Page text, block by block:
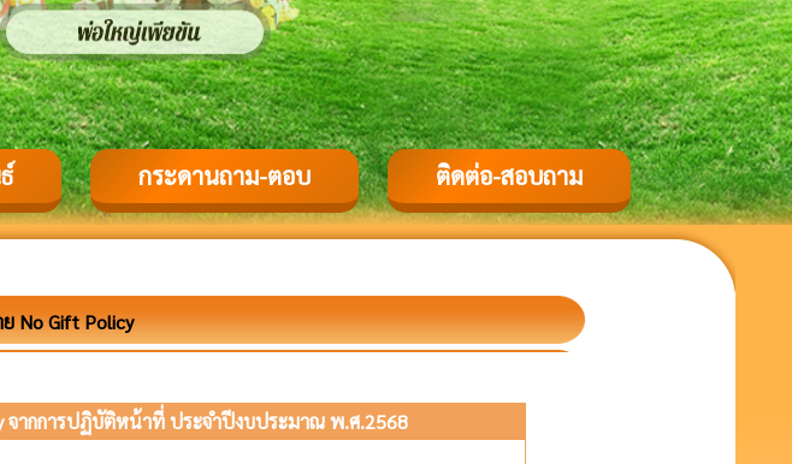
กระดานถาม-ตอบ ติดต่อ-สอบถาม
No Gift Policy
จากการปฏิบัติหน้าที่ ประจำปีงบประมาณ พ.ศ.2568